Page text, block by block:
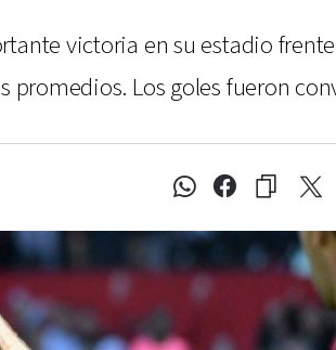
victoria en su estadio
promedios. Los goles fueron